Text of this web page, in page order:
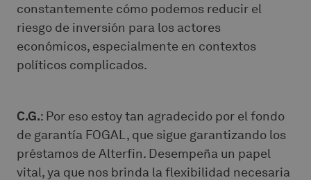
constantemente cómo podemos reducir el
riesgo de inversión para los actores
económicos, especialmente en contextos
políticos complicados.
C.G.: Por eso estoy tan agradecido por el fondo
de garantía FOGAL, que sigue garantizando los
préstamos de Alterfin. Desempeña un papel
vital, ya que nos brinda la flexibilidad necesaria